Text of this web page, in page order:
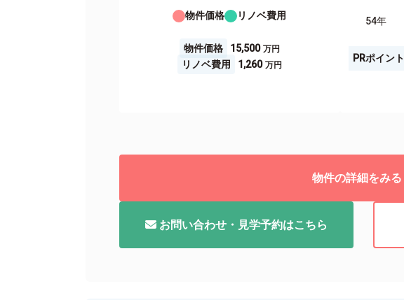
物件価格 リノベ費用
物件価格
15,500
リノベ費用
1,260
54年
PRポイント
物件の詳細をみる
お問い合わせ・見学予約はこちら